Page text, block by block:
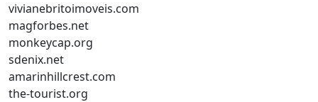
vivianebritoimoveis.com
magforbes.net
monkeycap.org
sdenix.net
amarinhillcrest.com
the-tourist.org